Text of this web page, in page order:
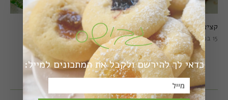
קציצות כרישה טבעוניות
מושלמות
20 במרץ 2018
קציצות כרישה מושלמות
15 במרץ 2018
כדאי לך להירשם ולקבל את המתכונים למייל: